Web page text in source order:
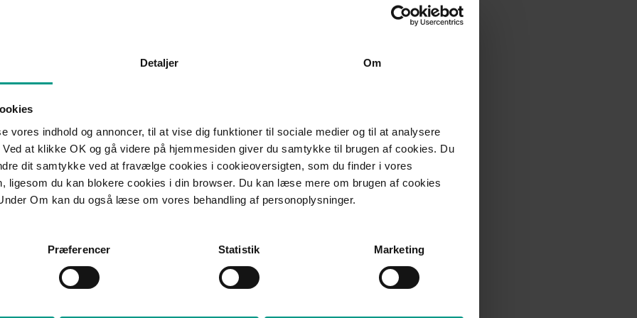
Detaljer Om
vores indhold og annoncer, til at vise dig funktioner til sociale medier og til at analysere
at klikke OK og gå videre på hjemmesiden giver du samtykke til brugen af cookies. Du
dit samtykke ved at fravælge cookies i cookieoversigten, som du finder i vores
ligesom du kan blokere cookies i din browser. Du kan læse mere om brugen af cookies
Om kan du også læse om vores behandling af personoplysninger.
Præferencer Statistik Marketing
af funktionærlovens ufravigelige bestemmelser om
fratrædelsesaftalen kan tilsidesættes som ugyldig, således
indgået en fratrædelsesaftale med arbejdsgiveren.
ansættelsesforhold ophørte straks uden yderligere krav
godtgørelse herfor i medfør af funktionærlovens regler
kunne tilsidesættes som urimelig, og dermed som
reelt var tale om en opsigelse.
at tilsidesætte den pågældende fratrædelsesaftale som ugyldig –
Baggrunden herfor var, at fratrædelsesaftalen bestod af
betydelig økonomisk interesse, samt at funktionæren ved
en advokat, hvorfor Vestre Landsret lagde til grund, at
den samlede fratrædelsesaftale.
ikke kunne tilsidesættes som ugyldig, var retsvirkningen,
sig funktionærlovens ufravigelige bestemmelser om
regler om opsigelse kan fraviges ved en